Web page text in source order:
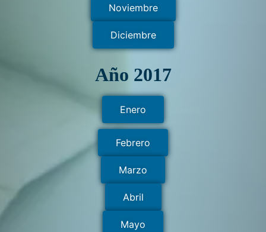
Noviembre
Diciembre
Año 2017
Enero
Febrero
Marzo
Abril
Mayo